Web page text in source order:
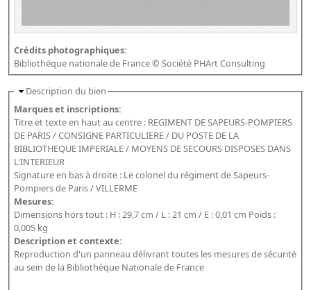
Directeurs de la Bibliothèque nationale du XIVe siècle à nos jours
Listes et biographies des directeurs de départements
Implantations de la Bibliothèque nationale de France
Le fil de l'histoire (frise chonologique)
La Bibliothèque nationale de France à livre ouvert
Richelieu, Bibliothèques - Musée - Galeries
Gallica - Son histoire
Dépôt de la Commission de récupération artistique
Appels
Appel à chercheurs : bourse Comité d’histoire de la BnF
Appel à projets
Crédits photographiques:
Bibliothèque nationale de France © Société PHArt Consulting
Description du bien
Marques et inscriptions:
Titre et texte en haut au centre : REGIMENT DE SAPEURS-POMPIERS
DE PARIS / CONSIGNE PARTICULIERE / DU POSTE DE LA
BIBLIOTHEQUE IMPERIALE / MOYENS DE SECOURS DISPOSES DANS
L'INTERIEUR
Signature en bas à droite : Le colonel du régiment de Sapeurs-
Pompiers de Paris / VILLERME
Mesures:
Dimensions hors tout : H : 29,7 cm / L : 21 cm / E : 0,01 cm Poids :
0,005 kg
Description et contexte:
Reproduction d'un panneau délivrant toutes les mesures de sécurité
au sein de la Bibliothèque Nationale de France